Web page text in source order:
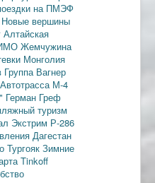
на ПМЭФ
Новые вершины
Алтайская
Жемчужина
Монголия
Группа Вагнер
Автотрасса М-4
Герман Греф
туризм
Экстрим Р-286
Дагестан
Тургояк Зимние
Tinkoff